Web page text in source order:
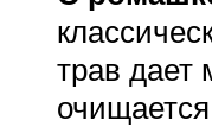
трав